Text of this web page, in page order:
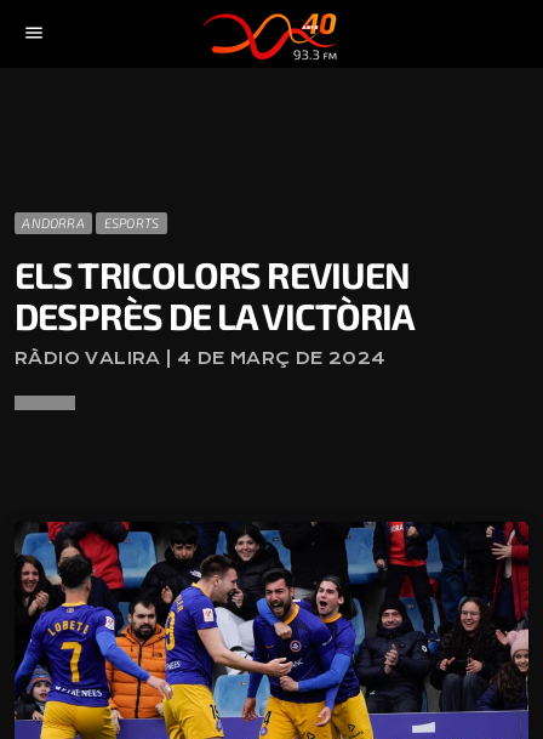
menu
ANDORRA ESPORTS
ELS TRICOLORS REVIUEN
DESPRÈS DE LA VICTÒRIA
RÀDIO VALIRA | 4 DE MARÇ DE 2024